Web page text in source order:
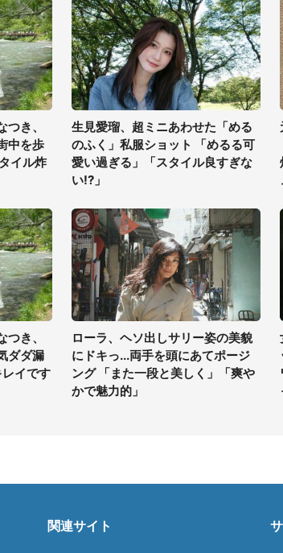
つき、
中を歩
イル炸
生見愛瑠、超ミニあわせた「める
のふく」私服ショット 「めるる可
愛い過ぎる」「スタイル良すぎな
い!?」
つき、
ダダ漏
イです
ローラ、ヘソ出しサリー姿の美貌
にドキっ...両手を頭にあてポージ
ング 「また一段と美しく」「爽や
かで魅力的」
関連サイト